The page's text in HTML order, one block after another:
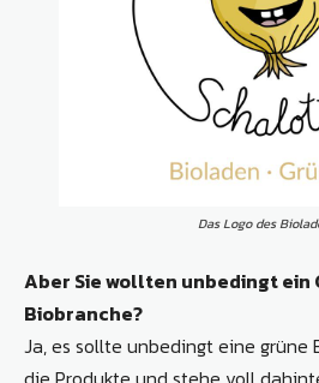
Das Logo des
Aber Sie wollten unbedingt ein
Biobranche?
Ja, es sollte unbedingt eine grüne